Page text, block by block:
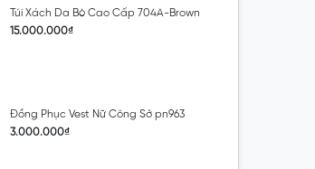
Túi Xách Da Bò Cao Cấp 704A-Brown
15.000.000₫
Đồng Phục Vest Nữ Công Sở pn963
3.000.000₫